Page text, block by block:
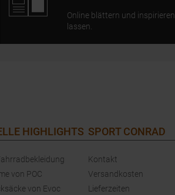
Online blättern und inspirieren
lassen.
HIGHLIGHTS
von POC
von Evoc
SPORT CONRAD
Kontakt
Versandkosten
Lieferzeiten